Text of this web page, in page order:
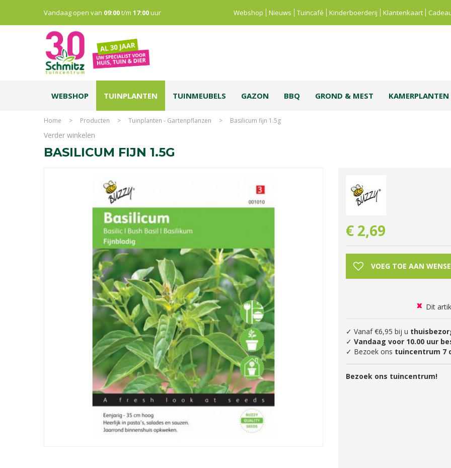
Home > Producten > Tuinplanten - Gartenpflanzen > Basilicum fijn 1.5g
Vandaag open van 09:00t/m 17:00uur Webshop Nieuws Tuincafé Kinderboerderij Klantenkaart
WEBSHOP TUINPLANTEN TUINMEUBELS GAZON BBQ GROND & MEST KAMERPLANTEN
Verder winkelen
BASILICUM FIJN 1.5G
€ 2,69
Dit
✓ Vanaf €6,95 bij u
✓ Vandaag voor 10.00 uur
✓ Bezoek ons tuincentrum 7
Bezoek ons tuincentrum!